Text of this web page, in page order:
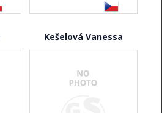
Kešelová Vanessa